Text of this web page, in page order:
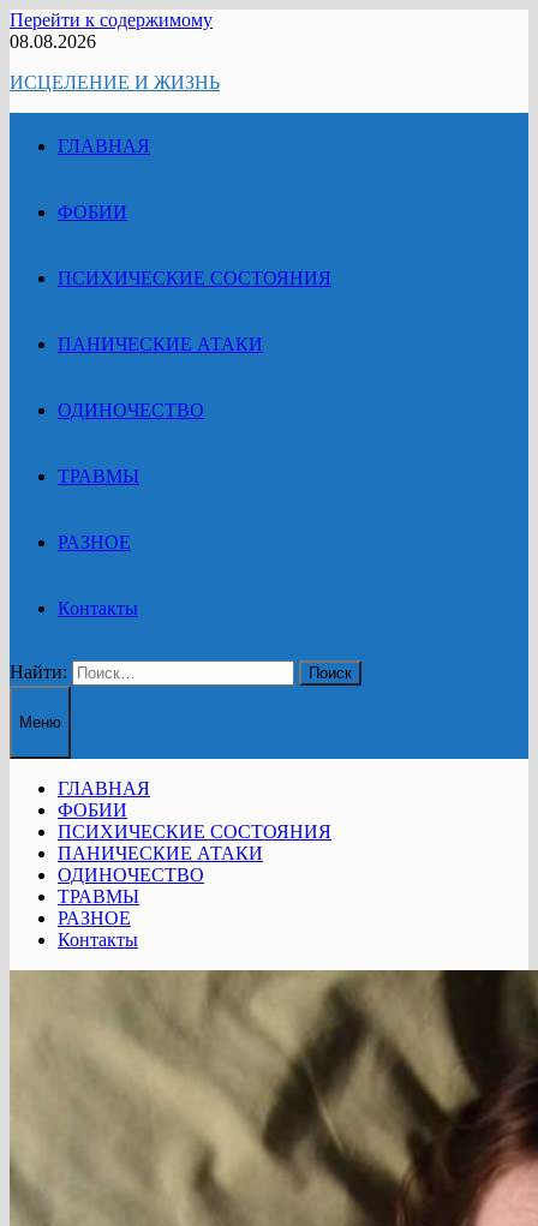
Перейти к содержимому
08.08.2026
ИСЦЕЛЕНИЕ И ЖИЗНЬ
ГЛАВНАЯ
ФОБИИ
ПСИХИЧЕСКИЕ СОСТОЯНИЯ
ПАНИЧЕСКИЕ АТАКИ
ОДИНОЧЕСТВО
ТРАВМЫ
РАЗНОЕ
Контакты
Найти:
Меню
ГЛАВНАЯ
ФОБИИ
ПСИХИЧЕСКИЕ СОСТОЯНИЯ
ПАНИЧЕСКИЕ АТАКИ
ОДИНОЧЕСТВО
ТРАВМЫ
РАЗНОЕ
Контакты